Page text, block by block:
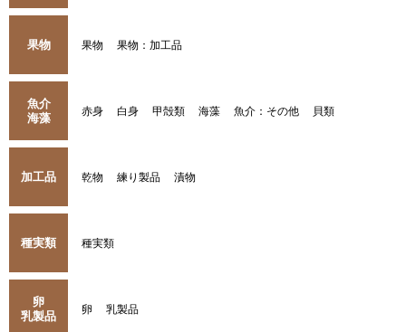
果物 果物 果物：加工品
魚介
海藻
赤身 白身 甲殻類 海藻 魚介：その他 貝類
加工品 乾物 練り製品 漬物
種実類 種実類
卵
乳製品
卵 乳製品